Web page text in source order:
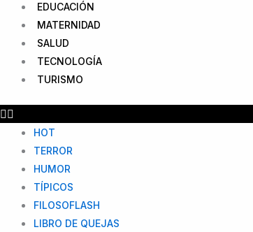
EDUCACIÓN
MATERNIDAD
SALUD
TECNOLOGÍA
TURISMO
HOT
TERROR
HUMOR
TÍPICOS
FILOSOFLASH
LIBRO DE QUEJAS